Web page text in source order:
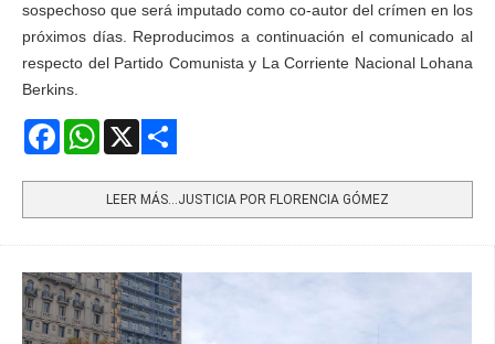
sospechoso que será imputado como co-autor del crímen en los
próximos días. Reproducimos a continuación el comunicado al
respecto del Partido Comunista y La Corriente Nacional Lohana
Berkins.
FacebookWhatsApp
LEER MÁS…JUSTICIA POR FLORENCIA GÓMEZ